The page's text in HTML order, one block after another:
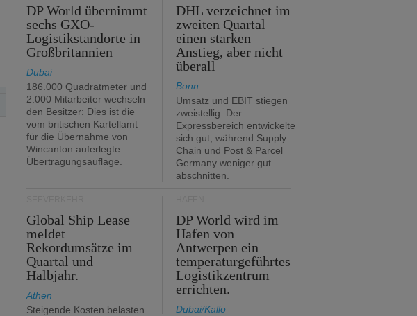
DP World übernimmt
sechs GXO-
Logistikstandorte in
Großbritannien
Dubai
186.000 Quadratmeter und
2.000 Mitarbeiter wechseln
den Besitzer: Dies ist die
vom britischen Kartellamt
für die Übernahme von
Wincanton auferlegte
Übertragungsauflage.
DHL verzeichnet im
zweiten Quartal
einen starken
Anstieg, aber nicht
überall
Bonn
Umsatz und EBIT stiegen
zweistellig. Der
Expressbereich entwickelte
sich gut, während Supply
Chain und Post & Parcel
Germany weniger gut
abschnitten.
Global Ship Lease
meldet
Rekordumsätze im
Quartal und
Halbjahr.
Athen
Steigende Kosten belasten
DP World wird im
Hafen von
Antwerpen ein
temperaturgeführtes
Logistikzentrum
errichten.
Dubai/Kallo